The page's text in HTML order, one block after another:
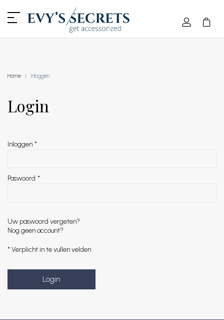
Home Inloggen
Login
Inloggen *
Paswoord *
Uw paswoord vergeten?
Nog geen account?
* Verplicht in te vullen velden